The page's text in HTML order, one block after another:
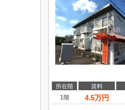
所在階 賃料
1階
4.5万円